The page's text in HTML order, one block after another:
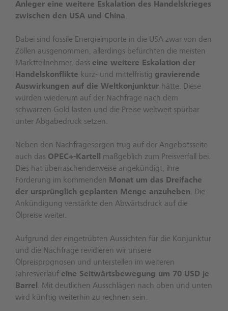
Anleger eine weitere Eskalation des Handelskrieges
zwischen den USA und China .
Dabei sind fossile Energieimporte in die USA zwar von den
Zöllen ausgenommen, allerdings befürchten die meisten
Marktteilnehmer, dass eine weitere Eskalation der
Handelskonflikte kurz- und mittelfristig gravierende
Auswirkungen auf die Weltkonjunktur hätte. Diese
würden wiederum auf der Nachfrage nach dem
schwarzen Gold lasten und die Preise weltweit spürbar
unter Abgabedruck setzen.
Neben den Nachfragesorgen trug auf der Angebotsseite
auch das OPEC+-Kartell
maßgeblich zum Preisverfall bei.
Dies hat überraschenderweise angekündigt, ihre
Förderung im kommenden
Monat um das Dreifache
der ursprünglich geplanten Menge anzuheben . Die
Ankündigung verstärkte den Abwärtsdruck auf die
Ölpreise weiter.
Aufgrund der eingetrübten Aussichten für die Konjunktur
und die Nachfrage revidieren wir unsere
Ölpreisprognosen und unterstellen im weiteren
Jahresverlauf eine Seitwärtsbewegung um 70 USD je
Barrel . Mit deutlichen Ausschlägen nach oben und unten
wird künftig weiterhin zu rechnen sein.